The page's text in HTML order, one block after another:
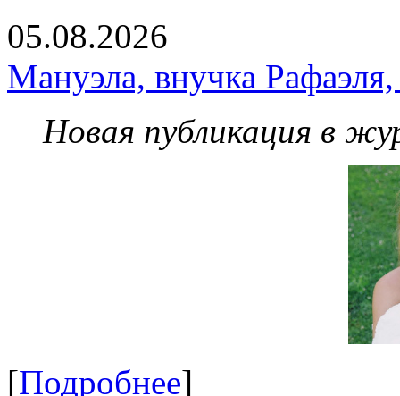
05.08.2026
Мануэла, внучка
Новая публикация в
[Подробнее]